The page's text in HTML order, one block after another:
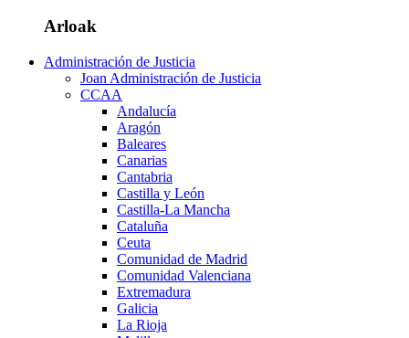
Arloak
Administración de Justicia
Joan Administración de Justicia
CCAA
Andalucía
Aragón
Baleares
Canarias
Cantabria
Castilla y León
Castilla-La Mancha
Cataluña
Ceuta
Comunidad de Madrid
Comunidad Valenciana
Extremadura
Galicia
La Rioja